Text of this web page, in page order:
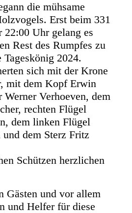
die mühsame
Erst beim 331
22:00 Uhr gelang es
Rest des Rumpfes zu
2024.
sich mit der Krone
mit dem Kopf Erwin
Werner Verhoeven, dem
rechten Flügel
dem linken Flügel
dem Sterz Fritz
Schützen herzlichen
Gästen und vor allem
und Helfer für diese